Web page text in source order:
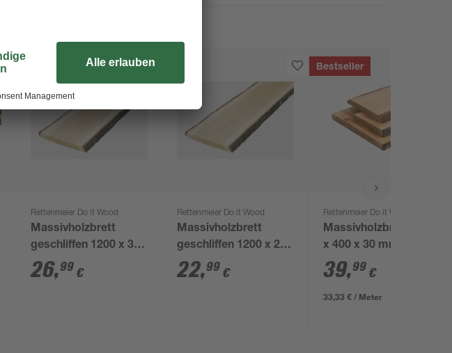
Rettenmeier Do it Wood
Massivholzbrett
geschliffen 1200 x 300
x 24 mm
26,99 €
Rettenmeier Do it Wood
Massivholzbrett
geschliffen 1200 x 250
x 24 mm
22,99 €
Bestseller
Rettenmeier Do it Wood
Massivholzbrett 1200
x 400 x 30 mm
39,99 €
33,33 € / Meter